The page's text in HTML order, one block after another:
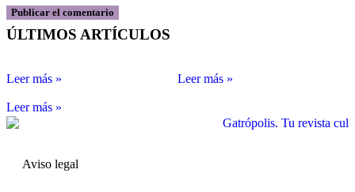
ÚLTIMOS ARTÍCULOS
Leer más » Leer más »
Leer más »
Aviso legal